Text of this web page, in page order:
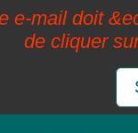
e-mail doit
de cliquer